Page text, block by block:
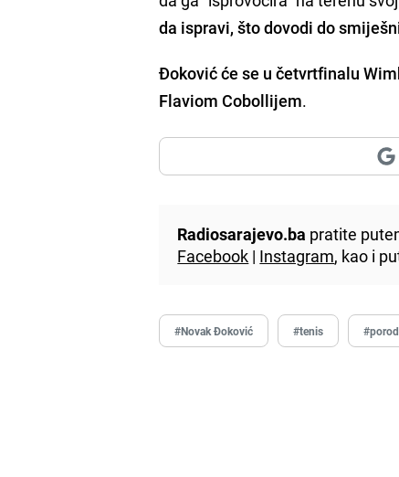
da ispravi, što dovodi do
Đoković će se u četvrtfinalu
Flaviom Cobollijem.
Radiosarajevo.ba pratite
Facebook | Instagram, kao i
#Novak Đoković #tenis